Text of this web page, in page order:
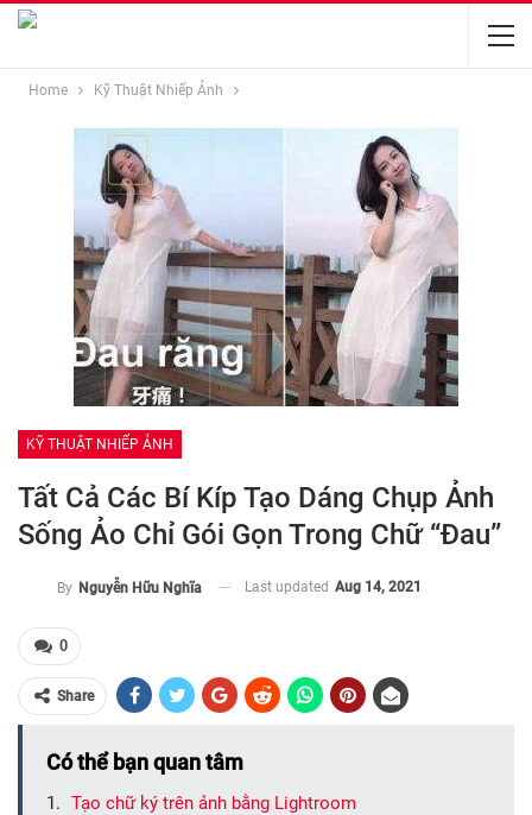
Home Kỹ Thuật Nhiếp Ảnh
KỸ THUẬT NHIẾP ẢNH
Tất Cả Các Bí Kíp Tạo Dáng Chụp Ảnh
Sống Ảo Chỉ Gói Gọn Trong Chữ “Đau”
By Nguyễn Hữu Nghĩa Last updated Aug 14, 2021
0
Share
Có thể bạn quan tâm
Tạo chữ ký trên ảnh bằng Lightroom